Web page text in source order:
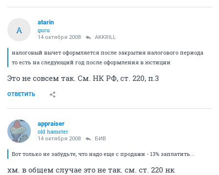
A
atarin
guru
14 октября 2008 AKKRILL
налоговый вычет оформляется после закрытия налогового периода
то есть на следующий год после оформления в юстиции
Это не совсем так. См. НК РФ, ст. 220, п.3
ОТВЕТИТЬ
appraiser
old hamster
14 октября 2008 БИВ
Вот только не забудьте, что надо еще с продажи - 13% заплатить...
хм. в общем случае это не так. см. ст. 220 нк